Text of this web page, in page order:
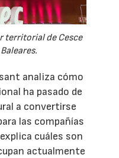
territorial de Cesce
analiza cómo
ha pasado de
a convertirse
las compañías
cuáles son
actualmente